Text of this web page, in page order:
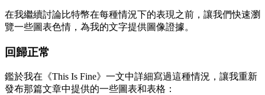
在我繼續討論比特幣在每種情況下的表現之前，讓我們快速瀏
覽一些圖表色情，為我的文字提供圖像證據。
回歸正常
鑑於我在《This Is Fine》一文中詳細寫過這種情況，讓我重新
發布那篇文章中提供的一些圖表和表格：